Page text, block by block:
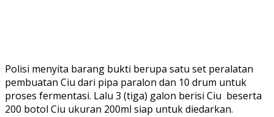
Polisi menyita barang bukti berupa satu set peralatan
pembuatan Ciu dari pipa paralon dan 10 drum untuk
proses fermentasi. Lalu 3 (tiga) galon berisi Ciu beserta
200 botol Ciu ukuran 200ml siap untuk diedarkan.